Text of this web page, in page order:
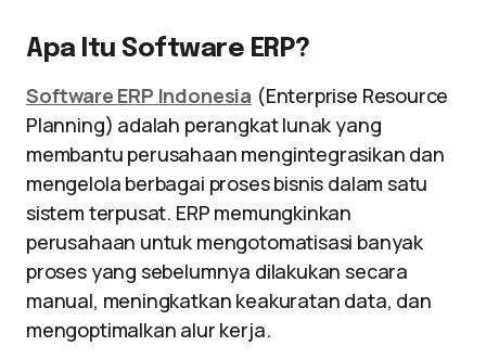
Apa Itu Software ERP?
Software ERP Indonesia (Enterprise Resource
Planning) adalah perangkat lunak yang
membantu perusahaan mengintegrasikan dan
mengelola berbagai proses bisnis dalam satu
sistem terpusat. ERP memungkinkan
perusahaan untuk mengotomatisasi banyak
proses yang sebelumnya dilakukan secara
manual, meningkatkan keakuratan data, dan
mengoptimalkan alur kerja.